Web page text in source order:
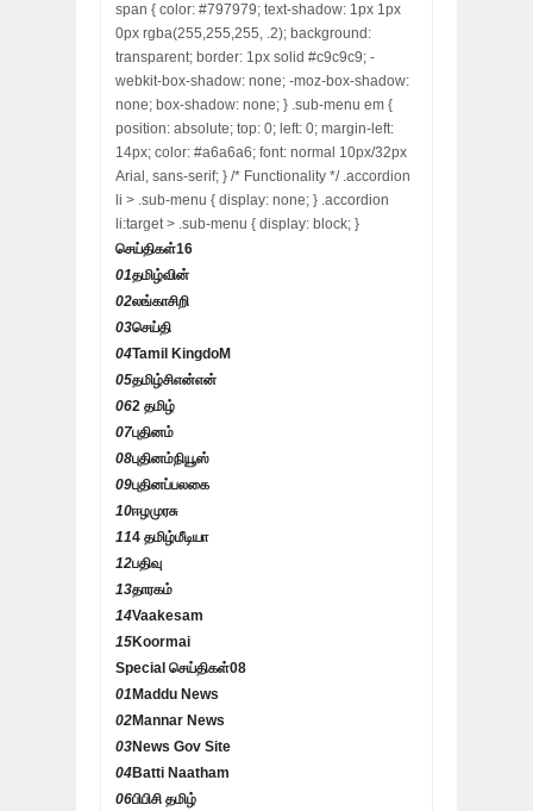
span { color: #797979; text-shadow: 1px 1px
0px rgba(255,255,255, .2); background:
transparent; border: 1px solid #c9c9c9; -
webkit-box-shadow: none; -moz-box-shadow:
none; box-shadow: none; } .sub-menu em {
position: absolute; top: 0; left: 0; margin-left:
14px; color: #a6a6a6; font: normal 10px/32px
Arial, sans-serif; } /* Functionality */ .accordion
li > .sub-menu { display: none; } .accordion
li:target > .sub-menu { display: block; }
செய்திகள்16
01தமிழ்வின்
02லங்காசிறி
03செய்தி
04Tamil KingdoM
05தமிழ்சிஎன்என்
062 தமிழ்
07புதினம்
08புதினம்நியூஸ்
09புதினப்பலகை
10ஈழமுரசு
114 தமிழ்மீடியா
12பதிவு
13தாரகம்
14Vaakesam
15Koormai
Special செய்திகள்08
01 Maddu News
02Mannar News
03News Gov Site
04Batti Naatham
06பிபிசி தமிழ்